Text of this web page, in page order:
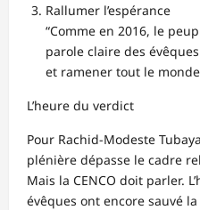
Rallumer l’espérance
“Comme en 2016, le
parole claire des
et ramener tout le
L’heure du verdict
Pour Rachid-Modeste
plénière dépasse le cadre
Mais la CENCO doit parler.
évêques ont encore sauvé